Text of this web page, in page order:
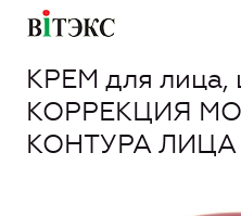
КРЕМ для лица,
КОРРЕКЦИЯ
КОНТУРА ЛИЦА